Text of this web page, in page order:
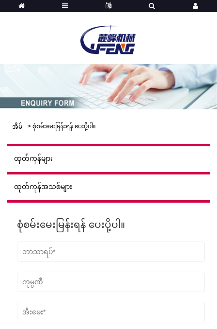
အိမ် > စုံစမ်းမေးမြန်းရန် ပေးပို့ပါ။
ထုတ်ကုန်များ
ထုတ်ကုန်အသစ်များ
စုံစမ်းမေးမြန်းရန် ပေးပို့ပါ။